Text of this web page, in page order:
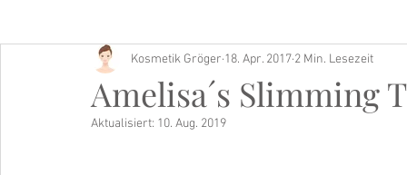
Buch Tipp
Amelisa´s Slimming
Kosmetik Gröger 18. Apr. 2017 2 Min. Lesezeit
Aktualisiert: 10. Aug. 2019